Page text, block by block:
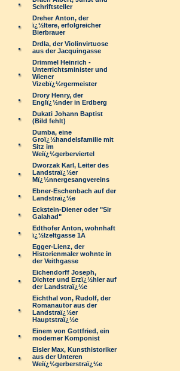
Schriftsteller
Dreher Anton, der
ï¿½ltere, erfolgreicher
Bierbrauer
Drdla, der Violinvirtuose
aus der Jacquingasse
Drimmel Heinrich -
Unterrichtsminister und
Wiener
Vizebï¿½rgermeister
Drory Henry, der
Englï¿½nder in Erdberg
Dukati Johann Baptist
(Bild fehlt)
Dumba, eine
Groï¿½handelsfamilie mit
Sitz im
Weiï¿½gerberviertel
Dworzak Karl, Leiter des
Landstraï¿½er
Mï¿½nnergesangvereins
Ebner-Eschenbach auf der
Landstraï¿½e
Eckstein-Diener oder "Sir
Galahad"
Edthofer Anton, wohnhaft
ï¿½lzeltgasse 1A
Egger-Lienz, der
Historienmaler wohnte in
der Veithgasse
Eichendorff Joseph,
Dichter und Erzï¿½hler auf
der Landstraï¿½e
Eichthal von, Rudolf, der
Romanautor aus der
Landstraï¿½er
Hauptstraï¿½e
Einem von Gottfried, ein
moderner Komponist
Eisler Max, Kunsthistoriker
aus der Unteren
Weiï¿½gerberstraï¿½e